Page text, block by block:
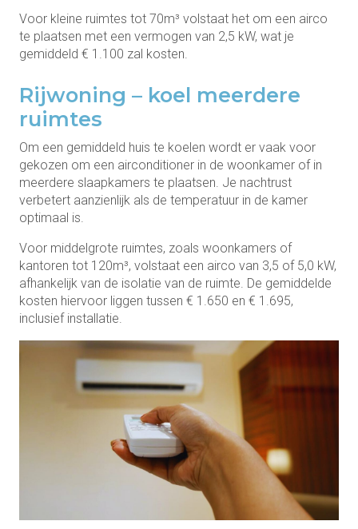
Voor kleine ruimtes tot 70m³ volstaat het om een airco
te plaatsen met een vermogen van 2,5 kW, wat je
gemiddeld € 1.100 zal kosten.
Rijwoning – koel meerdere
ruimtes
Om een gemiddeld huis te koelen wordt er vaak voor
gekozen om een airconditioner in de woonkamer of in
meerdere slaapkamers te plaatsen. Je nachtrust
verbetert aanzienlijk als de temperatuur in de kamer
optimaal is.
Voor middelgrote ruimtes, zoals woonkamers of
kantoren tot 120m³, volstaat een airco van 3,5 of 5,0 kW,
afhankelijk van de isolatie van de ruimte. De gemiddelde
kosten hiervoor liggen tussen € 1.650 en € 1.695,
inclusief installatie.